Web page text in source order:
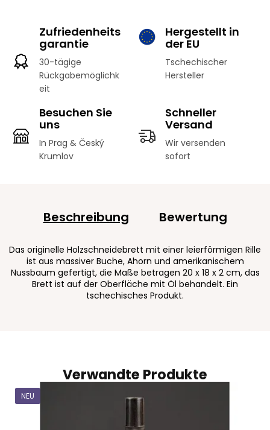
Zufriedenheits
garantie
30-tägige
Rückgabemöglichk
eit
Hergestellt in
der EU
Tschechischer
Hersteller
Besuchen Sie
uns
In Prag & Český
Krumlov
Schneller
Versand
Wir versenden
sofort
Verwandte Produkte
NEU
Beschreibung Bewertung
Das originelle Holzschneidebrett mit einer leierförmigen Rille
ist aus massiver Buche, Ahorn und amerikanischem
Nussbaum gefertigt, die Maße betragen 20 x 18 x 2 cm, das
Brett ist auf der Oberfläche mit Öl behandelt. Ein
tschechisches Produkt.